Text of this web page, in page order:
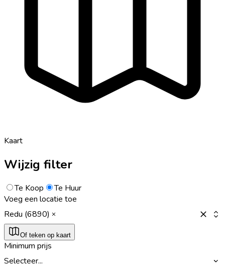
Kaart
Wijzig filter
Te Koop
Te Huur
Voeg een locatie toe
Redu (6890)
Of teken op kaart
Minimum prijs
Selecteer...